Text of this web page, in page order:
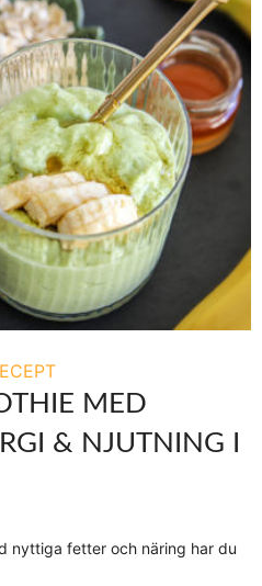
MED
& NJUTNING I
nyttiga fetter och näring har du